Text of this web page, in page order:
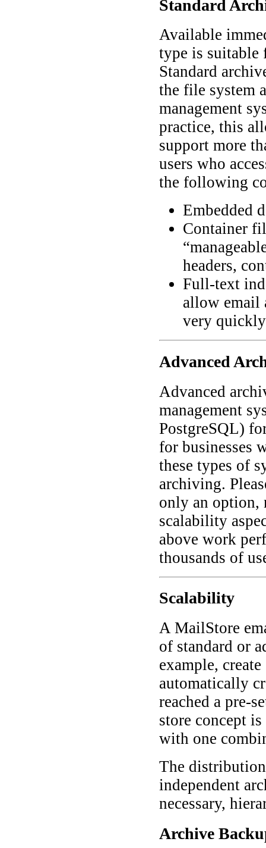
Standard
Available
type is suitable
Standard
the file system
management
practice, this
support more
users who
the following
Embedded
Container
headers,
Full-text
allow email
very quickly
Advanced
Advanced
management
PostgreSQL)
for businesses
these types of
archiving.
only an option,
scalability
above work
thousands of
Scalability
A MailStore
of standard or
example,
automatically
reached a pre-
store concept
with one
The
independent
necessary,
Archive